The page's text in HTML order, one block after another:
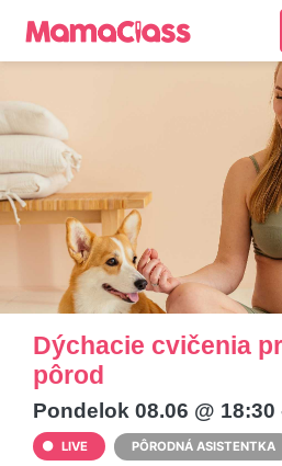
Dýchacie cvičenia
pôrod
Pondelok 08.06 @ 18:30
LIVE PÔRODNÁ ASISTENTKA